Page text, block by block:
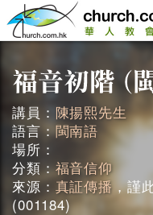
講員： 陳揚熙先生
語言：閩南語
場所：
分類：福音信仰
來源： 真証傳播 ，謹
(001184)